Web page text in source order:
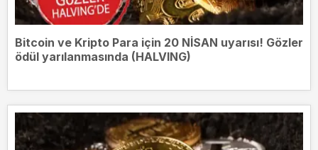
Bitcoin ve Kripto Para için 20 NİSAN uyarısı! Gözler
ödül yarılanmasında (HALVING)